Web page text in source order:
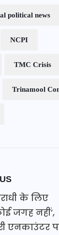
political news
NCPI
TMC Crisis
Trinamool
के लिए
जगह नहीं’,
एनकाउंटर